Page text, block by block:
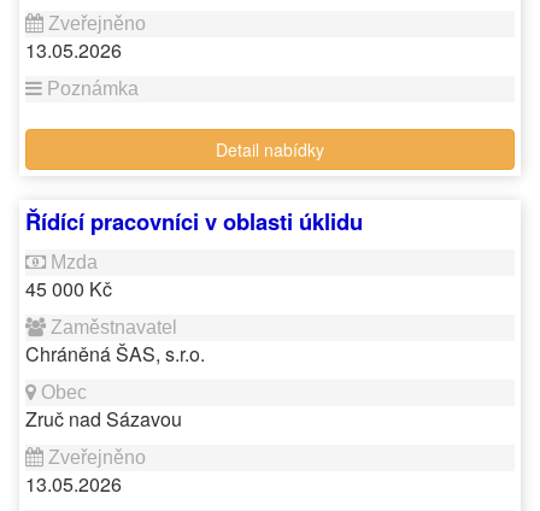
13.05.2026
Detail nabídky
Řídící pracovníci v oblasti úklidu
45 000 Kč
Chráněná ŠAS, s.r.o.
Zruč nad Sázavou
13.05.2026